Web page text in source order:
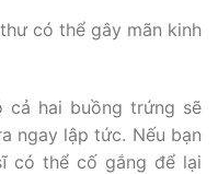
có thể gây mãn kinh
cả hai buồng trứng sẽ
ngay lập tức. Nếu bạn
có thể cố gắng để lại